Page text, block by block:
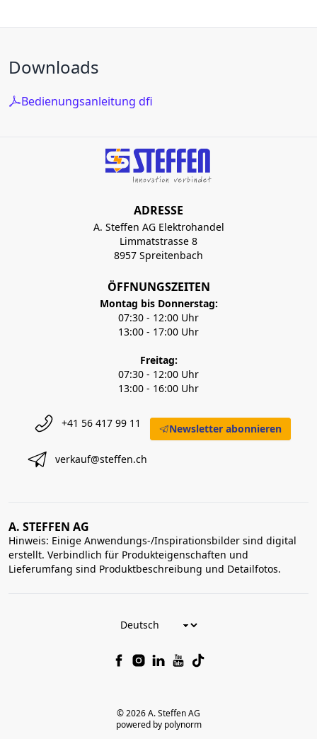
Downloads
Bedienungsanleitung dfi
ADRESSE
A. Steffen AG Elektrohandel
Limmatstrasse 8
8957 Spreitenbach
ÖFFNUNGSZEITEN
Montag bis Donnerstag:
07:30 - 12:00 Uhr
13:00 - 17:00 Uhr
Freitag:
07:30 - 12:00 Uhr
13:00 - 16:00 Uhr
+41 56 417 99 11
verkauf@steffen.ch
Newsletter abonnieren
A. STEFFEN AG
Hinweis: Einige Anwendungs-/Inspirationsbilder sind digital
erstellt. Verbindlich für Produkteigenschaften und
Lieferumfang sind Produktbeschreibung und Detailfotos.
© 2026 A. Steffen AG
powered by polynorm